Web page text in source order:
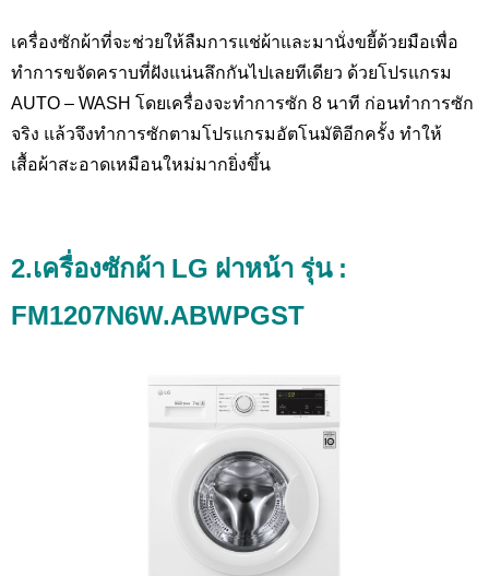
เครื่องซักผ้าที่จะช่วยให้ลืมการแช่ผ้าและมานั่งขยี้ด้วยมือเพื่อ
ทำการขจัดคราบที่ฝังแน่นลึกกันไปเลยทีเดียว ด้วยโปรแกรม
AUTO – WASH โดยเครื่องจะทำการซัก 8 นาที ก่อนทำการซัก
จริง แล้วจึงทำการซักตามโปรแกรมอัตโนมัติอีกครั้ง ทำให้
เสื้อผ้าสะอาดเหมือนใหม่มากยิ่งขึ้น
2.เครื่องซักผ้า LG ฝาหน้า รุ่น :
FM1207N6W.ABWPGST